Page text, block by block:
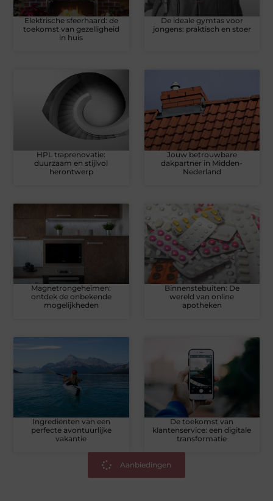
Elektrische sfeerhaard: de
toekomst van gezelligheid
in huis
De ideale gymtas voor
jongens: praktisch en stoer
HPL traprenovatie:
duurzaam en stijlvol
herontwerp
Jouw betrouwbare
dakpartner in Midden-
Nederland
Magnetrongeheimen:
ontdek de onbekende
mogelijkheden
Binnenstebuiten: De
wereld van online
apotheken
Ingrediënten van een
perfecte avontuurlijke
vakantie
De toekomst van
klantenservice: een digitale
transformatie
Aanbiedingen